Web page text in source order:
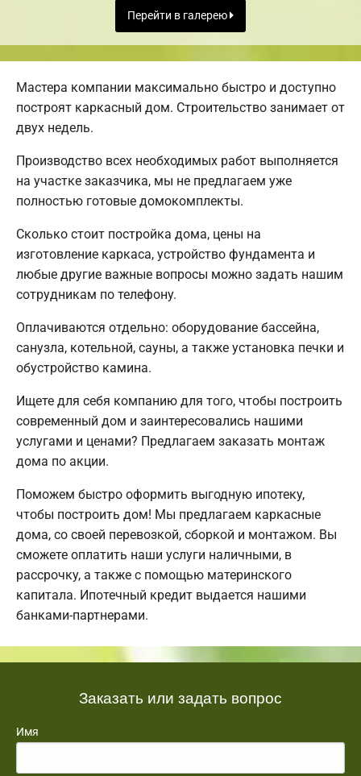
Перейти в галерею
Мастера компании максимально быстро и доступно
построят каркасный дом. Строительство занимает от
двух недель.
Производство всех необходимых работ выполняется
на участке заказчика, мы не предлагаем уже
полностью готовые домокомплекты.
Сколько стоит постройка дома, цены на
изготовление каркаса, устройство фундамента и
любые другие важные вопросы можно задать нашим
сотрудникам по телефону.
Оплачиваются отдельно: оборудование бассейна,
санузла, котельной, сауны, а также установка печки и
обустройство камина.
Ищете для себя компанию для того, чтобы построить
современный дом и заинтересовались нашими
услугами и ценами? Предлагаем заказать монтаж
дома по акции.
Поможем быстро оформить выгодную ипотеку,
чтобы построить дом! Мы предлагаем каркасные
дома, со своей перевозкой, сборкой и монтажом. Вы
сможете оплатить наши услуги наличными, в
рассрочку, а также с помощью материнского
капитала. Ипотечный кредит выдается нашими
банками-партнерами.
Заказать или задать вопрос
Имя